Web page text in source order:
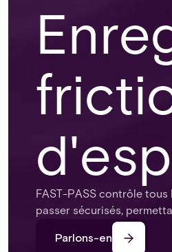
FAST-PASS contrôle
passer sécurisés,
Parlons-en